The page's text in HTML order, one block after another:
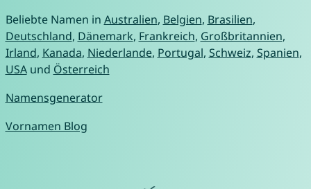
Beliebte Namen in Australien, Belgien, Brasilien,
Deutschland, Dänemark, Frankreich, Großbritannien,
Irland, Kanada, Niederlande, Portugal, Schweiz, Spanien,
USAund Österreich
Namensgenerator
Vornamen Blog